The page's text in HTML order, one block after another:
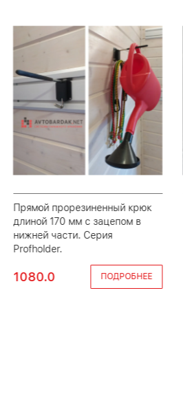
Прямой прорезиненный крюк
длиной 170 мм с зацепом в
нижней части. Серия
Profholder.
1080.0 ПОДРОБНЕЕ